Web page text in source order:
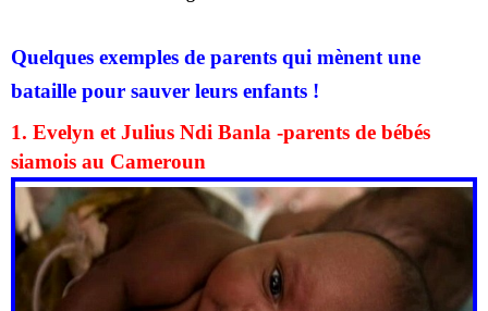
Quelques exemples de parents qui mènent une
bataille pour sauver leurs enfants !
1. Evelyn et Julius Ndi Banla -parents de bébés
siamois au Cameroun